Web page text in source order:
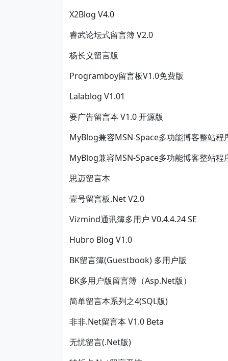
X2Blog V4.0
睿武论坛式留言簿 V2.0
杨长义留言版
Programboy留言板V1.0免费版
Lalablog V1.01
要广告留言本 V1.0 开源版
MyBlog兼容MSN-Space多功能博客整站程
MyBlog兼容MSN-Space多功能博客整站
思迈留言本
壹号留言板.Net V2.0
Vizmind通讯簿多用户 V0.4.4.24 SE
Hubro Blog V1.0
BK留言簿(Guestbook) 多用户版
BK多用户版留言簿（Asp.Net版）
简单留言本系列之4(SQL版)
非非.Net留言本 V1.0 Beta
无忧留言(.Net版)